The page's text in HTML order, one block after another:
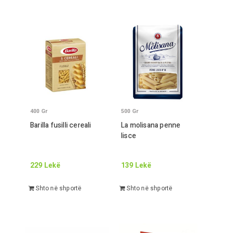
Barilla fusilli cereali
400 Gr
229 Lekë
Shto në shportë
La molisana penne
lisce
500 Gr
139 Lekë
Shto në shportë